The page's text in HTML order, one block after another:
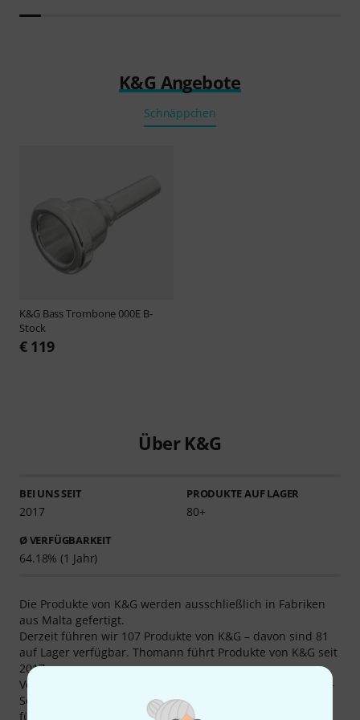
K&G Angebote
Schnäppchen
K&G Bass Trombone 000E B-
Stock
€ 119
Über K&G
BEI UNS SEIT
2017
PRODUKTE AUF LAGER
80+
Ø VERFÜGBARKEIT
64.18% (1 Jahr)
Die Produkte von K&G werden ausschließlich in Fabriken
aus Malta gefertigt.
Derzeit führen wir 107 Produkte von K&G – davon sind 81
auf Lager verfügbar. Thomann führt Produkte von K&G seit
2017.
Von insgesamt 107 Produkten sind derzeit 4 Produkte Top-
Seller bei Thomann, u. a. in den Kategorien
für Althorn
Euphoniummundstücke mit S-Schaft